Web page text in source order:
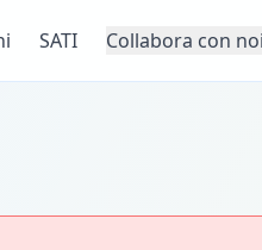
SATI Collabora con noi